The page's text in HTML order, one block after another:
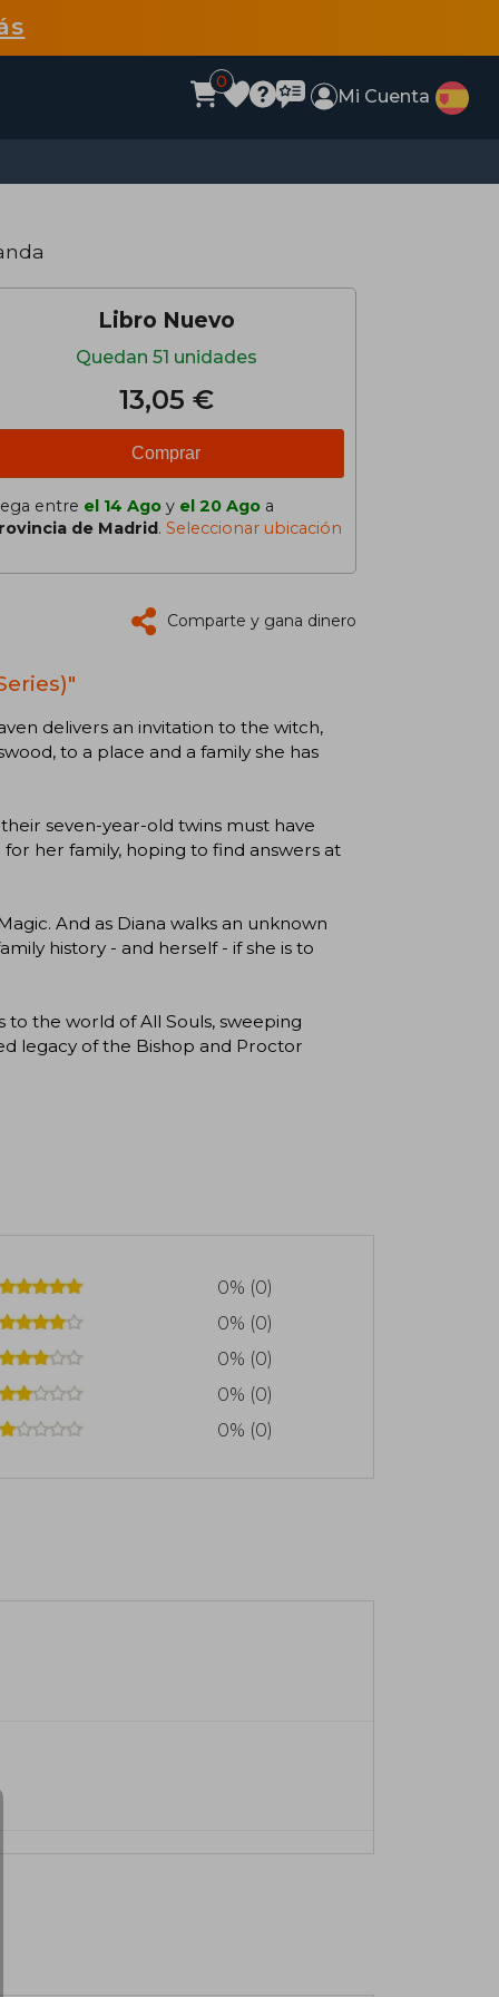
0
Mi Cuenta
Libro Nuevo
Quedan 51 unidades
13,05 €
Comprar
entre el 14 Ago y el 20 Ago a
de Madrid. Seleccionar ubicación
Comparte y gana dinero
delivers an invitation to the witch,
to a place and a family she has
seven-year-old twins must have
her family, hoping to find answers at
And as Diana walks an unknown
history - and herself - if she is to
to the world of All Souls, sweeping
legacy of the Bishop and Proctor
0% (0)
0% (0)
0% (0)
0% (0)
0% (0)